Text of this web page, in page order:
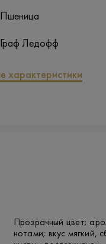
Пшеница
Граф Ледофф
характеристики
Прозрачный цвет;
нотами; вкус мягкий,